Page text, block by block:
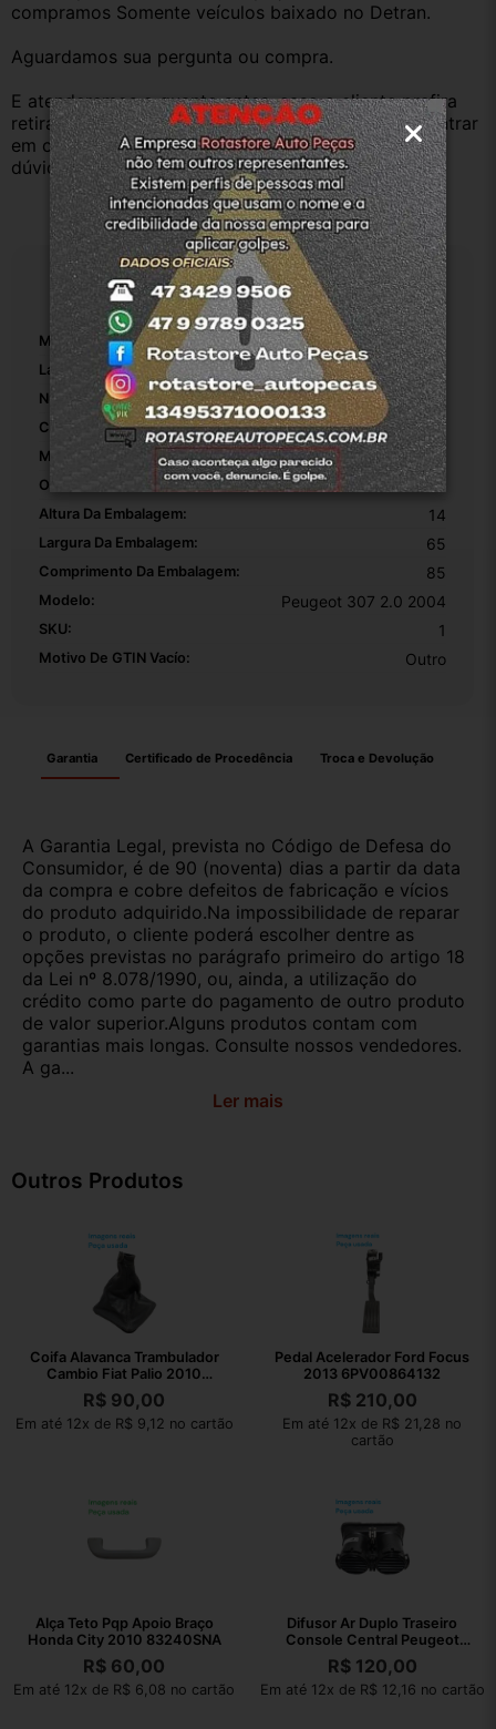
compramos Somente veículos baixado no Detran.
Aguardamos sua pergunta ou compra.
E atenderemos o quanto antes, caso o cliente prefira
retirar na nossa loja física também aceitamos, só entrar
em contato com a equipe Rotasul e tiramos suas
dúvidas.
Especificações
Marca: Peugeot
Lado: Traseiro Esquerdo
Número De Peça: 9637371477
Cor: Preto
Material: Plástico
OEM: 1
Altura Da Embalagem: 14
Largura Da Embalagem: 65
Comprimento Da Embalagem: 85
Modelo: Peugeot 307 2.0 2004
SKU: 1
Motivo De GTIN Vacío: Outro
Garantia Certificado de Procedência Troca e Devolução
A Garantia Legal, prevista no Código de Defesa do
Consumidor, é de 90 (noventa) dias a partir da data
da compra e cobre defeitos de fabricação e vícios
do produto adquirido.Na impossibilidade de reparar
o produto, o cliente poderá escolher dentre as
opções previstas no parágrafo primeiro do artigo 18
da Lei nº 8.078/1990, ou, ainda, a utilização do
crédito como parte do pagamento de outro produto
de valor superior.Alguns produtos contam com
garantias mais longas. Consulte nossos vendedores.
A ga...
Ler mais
Outros Produtos
Coifa Alavanca Trambulador
Cambio Fiat Palio 2010
1001731010
R$ 90,00
Em até 12x de R$ 9,12 no cartão
Pedal Acelerador Ford Focus
2013 6PV00864132
R$210,00
Em até 12x de R$ 21,28 no
cartão
Alça Teto Pqp Apoio Braço
Honda City 2010 83240SNA
R$ 60,00
Em até 12x de R$ 6,08 no cartão
Difusor Ar Duplo Traseiro
Console Central Peugeot
308 2012
R$120,00
Em até 12x de R$ 12,16 no cartão